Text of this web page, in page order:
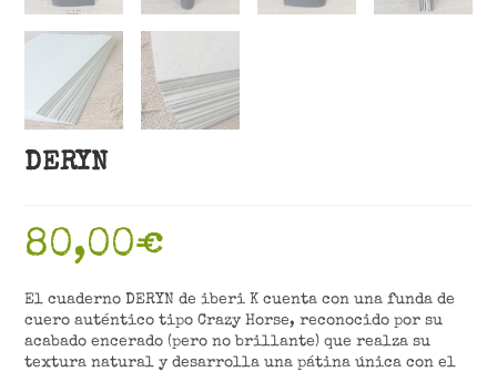
DERYN
80,00€
El cuaderno DERYN de iberi K cuenta con una funda de
cuero auténtico tipo Crazy Horse, reconocido por su
acabado encerado (pero no brillante) que realza su
textura natural y desarrolla una pátina única con el